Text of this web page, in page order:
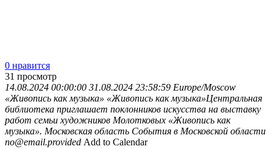
0 нравится
31 просмотр
14.08.2024 00:00:00 31.08.2024 23:58:59 Europe/Moscow
«Живопись как музыка» «Живопись как музыка»Центральная
библиотека приглашает поклонников искусства на выставку
работ семьи художников Молотковых «Живопись как
музыка». Московская область События в Московской области
no@email.provided Add to Calendar